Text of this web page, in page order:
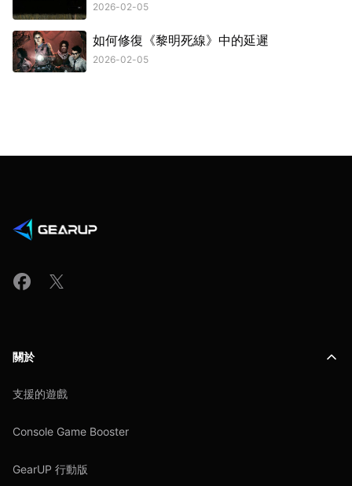
2026-02-05
如何修復《黎明死線》中的延遲
2026-02-05
關於
支援的遊戲
Console Game Booster
GearUP 行動版